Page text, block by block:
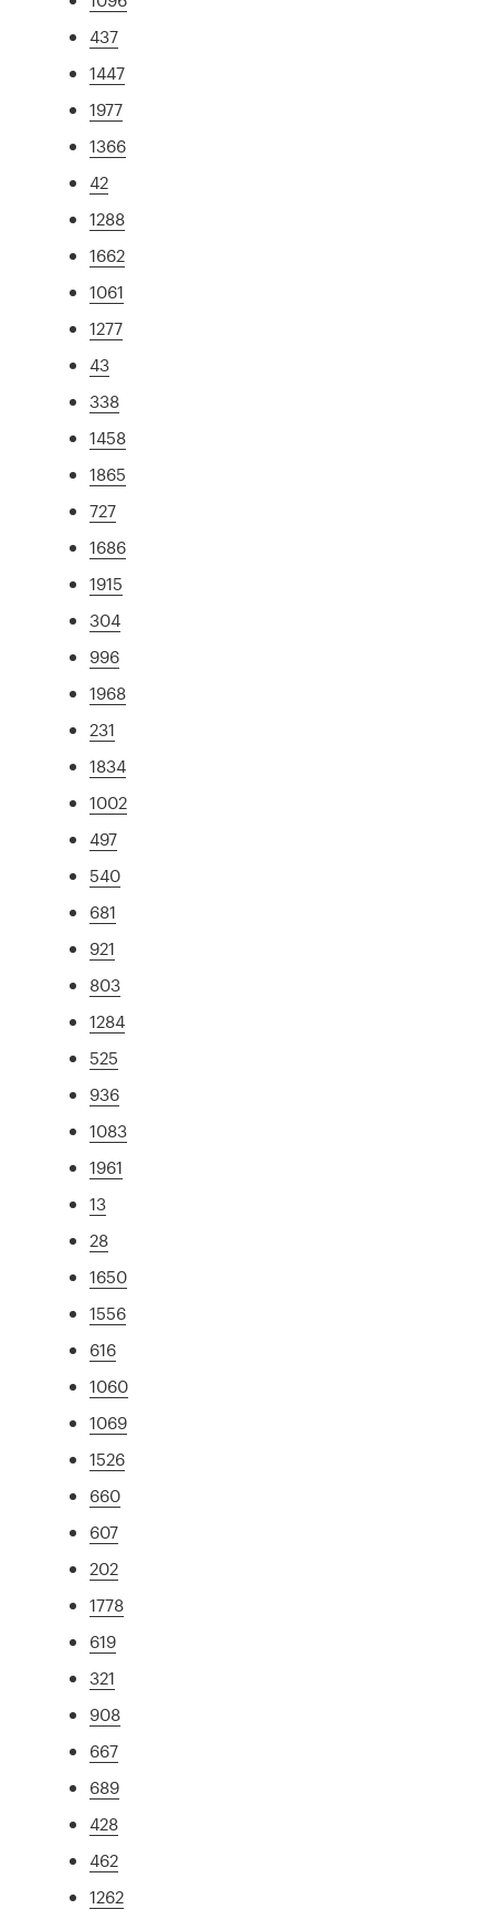
437
1447
1977
1366
42
1288
1662
1061
1277
43
338
1458
1865
727
1686
1915
304
996
1968
231
1834
1002
497
540
681
921
803
1284
525
936
1083
1961
13
28
1650
1556
616
1060
1069
1526
660
607
202
1778
619
321
908
667
689
428
462
1262